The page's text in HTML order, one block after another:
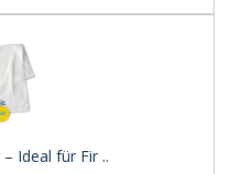
Ideal für Fir ..